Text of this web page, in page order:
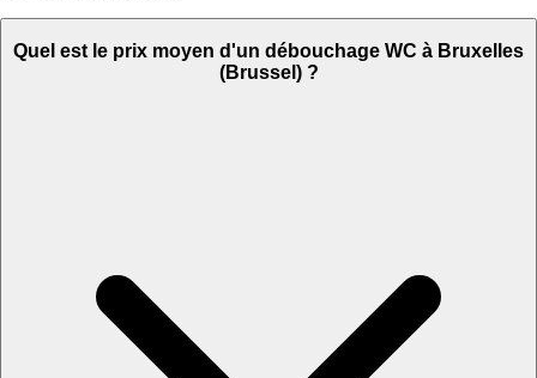
Quel est le prix moyen d'un débouchage WC à Bruxelles
(Brussel) ?